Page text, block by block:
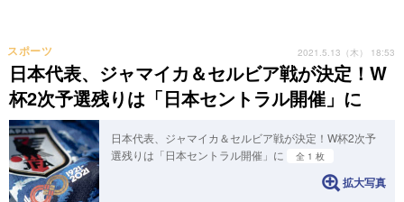
日本代表、ジャマイカ＆セルビア戦が決定！W
杯2次予選残りは「日本セントラル開催」に
スポーツ 2021.5.13（木） 18:53
日本代表、ジャマイカ＆セルビア戦が決定！W杯2次予
選残りは「日本セントラル開催」に
全 1 枚
拡大写真